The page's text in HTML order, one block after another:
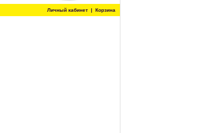
Личный кабинет | Корзина